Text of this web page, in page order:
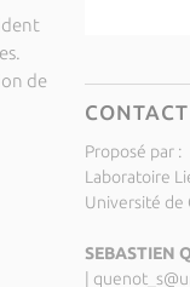
de
CONTACT
Proposé par :
Laboratoire
Université de
SEBASTIEN